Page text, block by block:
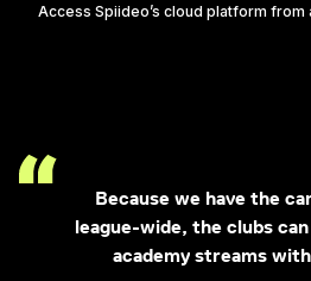
Access Spiideo’s cloud platform from
Because we have the
league-wide, the clubs
academy streams